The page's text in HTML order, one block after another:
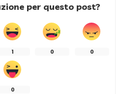
per questo post?
1 0 0
0